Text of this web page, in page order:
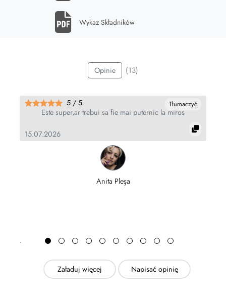
Wykaz Składników
Opinie (13)
Tłumaczyć
Este super,ar trebui sa fie mai puternic la miros
5 / 5
15.07.2026
Anita Pleșa
Załaduj więcej Napisać opinię